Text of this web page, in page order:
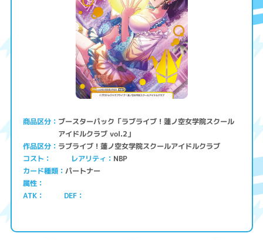
商品区分 ブースターパック「ラブライブ！蓮ノ空女学院スクール
アイドルクラブ vol.2」
作品区分 ラブライブ！蓮ノ空女学院スクールアイドルクラブ
コスト レアリティ NBP
カード種類 パートナー
属性
ATK
DEF